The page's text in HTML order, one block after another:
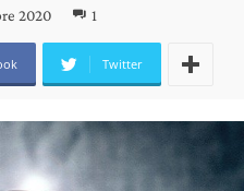
2020 1
Twitter